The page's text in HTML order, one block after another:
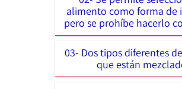
alimento como forma de
pero se prohíbe hacerlo
03- Dos tipos diferentes
que están